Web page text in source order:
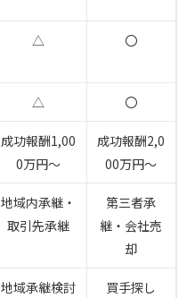
△ 〇
△ 〇
成功報酬1,00
0万円～
成功報酬2,0
00万円～
地域内承継・
取引先承継
第三者承
継・会社売
却
地域承継検討 買手探し